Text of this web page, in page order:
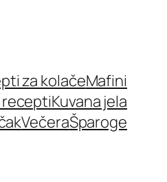
za kolačeMafini
Kuvana jela
VečeraŠparoge